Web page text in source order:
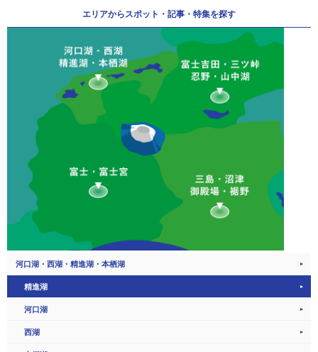
エリアからスポット・記事・特集を探す
河口湖・西湖・精進湖・本栖湖
精進湖
河口湖
西湖